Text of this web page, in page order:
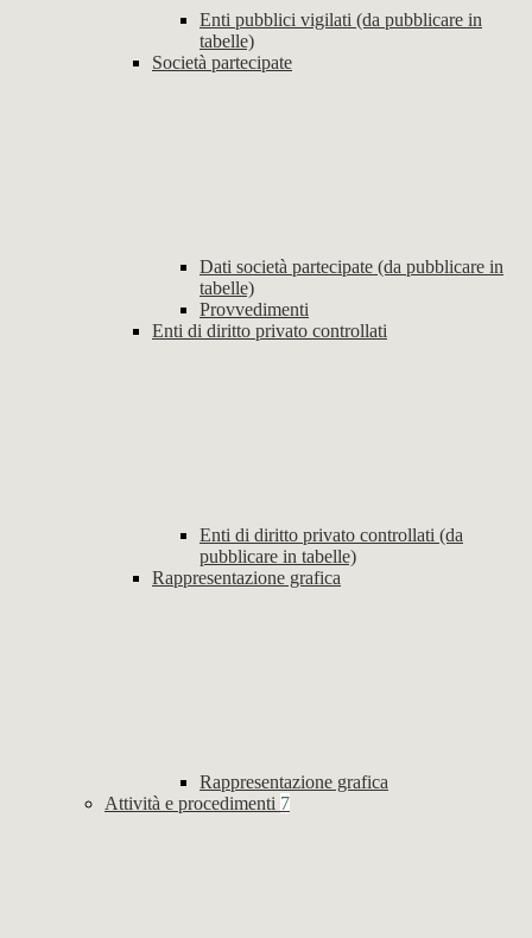
Enti pubblici vigilati (da pubblicare in
tabelle)
Società partecipate
Dati società partecipate (da pubblicare in
tabelle)
Provvedimenti
Enti di diritto privato controllati
Enti di diritto privato controllati (da
pubblicare in tabelle)
Rappresentazione grafica
Rappresentazione grafica
Attività e procedimenti 7